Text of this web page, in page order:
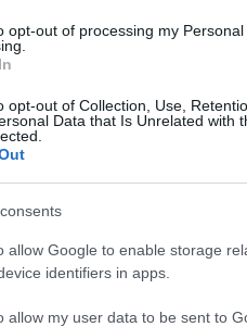
opt-out of processing my
opt-out of Collection, Use,
Data that Is Unrelated with
allow Google to enable storage
identifiers in apps.
allow my user data to be sent to
FIFA-oldalak, kamu
elkapni azokat, akik túl gyorsan
ajánlatokra.
a Google a
ez a védelem az egyre
csalók már azzal
az átverésre